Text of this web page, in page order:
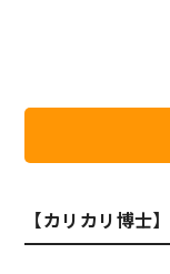
【カリカリ博士